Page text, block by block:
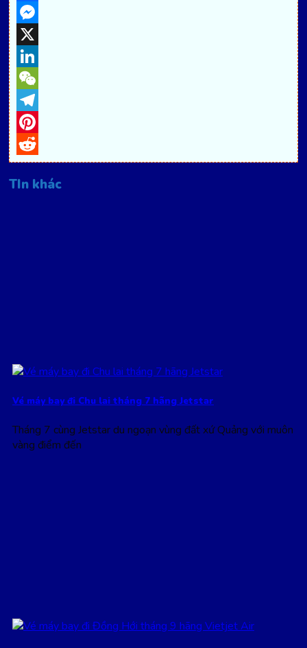
Facebook
Messenger
X
LinkedIn
WeChat
Telegram
Pinterest
Reddit
TIn khác
Vé máy bay đi Chu lai tháng 7 hãng Jetstar
Tháng 7 cùng Jetstar du ngoạn vùng đất xứ Quảng với muôn
vàng điểm đến